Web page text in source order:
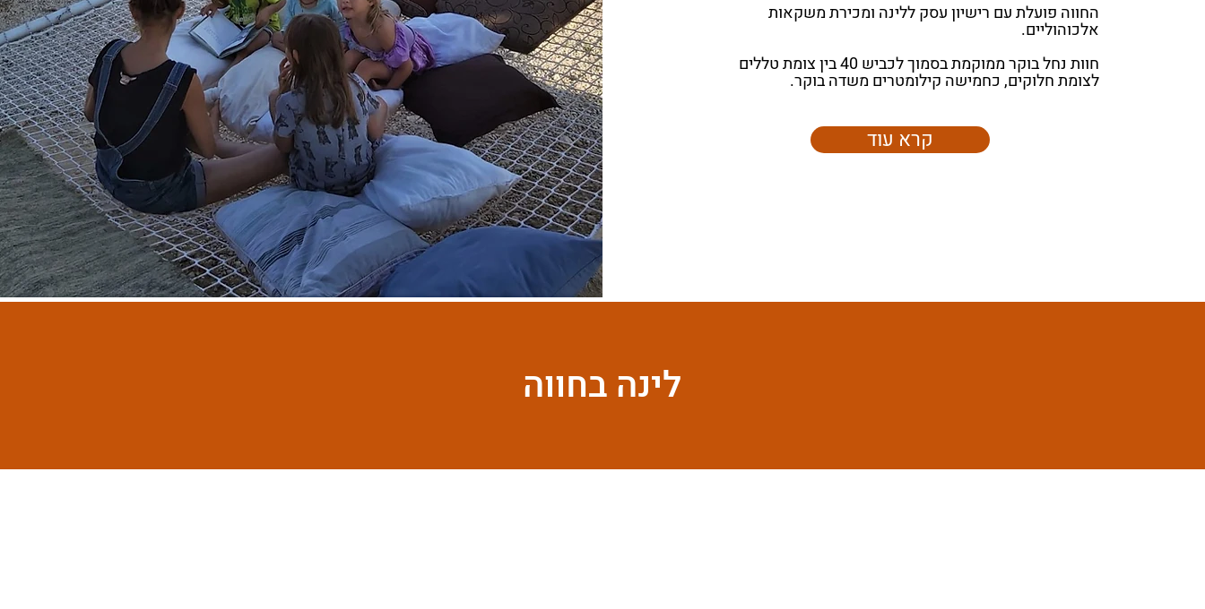
החווה פועלת עם רישיון עסק ללינה ומכירת משקאות
אלכוהוליים.
חוות נחל בוקר ממוקמת בסמוך לכביש 40 בין צומת טללים
לצומת חלוקים, כחמישה קילומטרים משדה בוקר.
קרא עוד
לינה בחווה